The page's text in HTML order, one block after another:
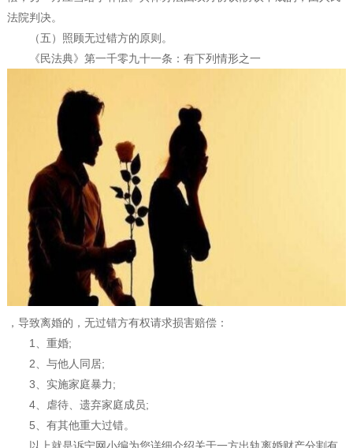
法院判决。
（五）照顾无过错方的原则。
《民法典》第一千零九十一条：有下列情形之一
，导致离婚的，无过错方有权请求损害赔偿：
1、重婚;
2、与他人同居;
3、实施家庭暴力;
4、虐待、遗弃家庭成员;
5、有其他重大过错。